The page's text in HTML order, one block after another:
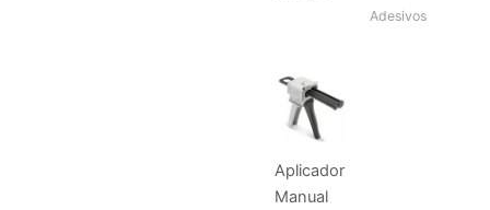
Adesivos
Aplicador
Manual